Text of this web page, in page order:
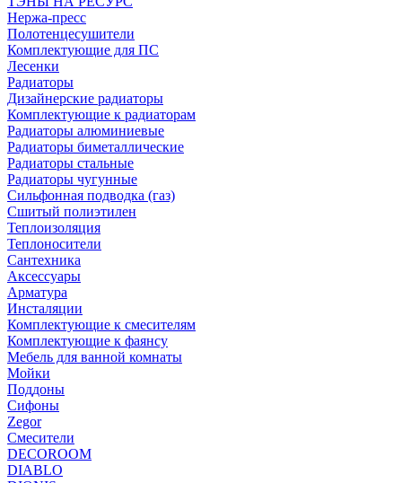
Нержа-пресс
Полотенцесушители
Комплектующие для ПС
Лесенки
Радиаторы
Дизайнерские радиаторы
Комплектующие к радиаторам
Радиаторы алюминиевые
Радиаторы биметаллические
Радиаторы стальные
Радиаторы чугунные
Сильфонная подводка (газ)
Сшитый полиэтилен
Теплоизоляция
Теплоносители
Сантехника
Аксессуары
Арматура
Инсталяции
Комплектующие к смесителям
Комплектующие к фаянсу
Мебель для ванной комнаты
Мойки
Поддоны
Сифоны
Zegor
Смесители
DECOROOM
DIABLO